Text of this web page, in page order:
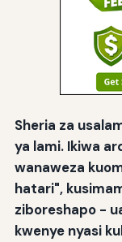
Sheria za
ya lami. Ikiwa
wanaweza
hatari",
ziboreshapo -
kwenye nyasi